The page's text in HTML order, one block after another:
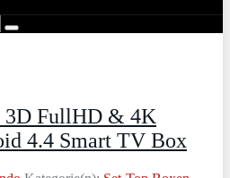
3D FullHD & 4K
4.4 Smart TV Box